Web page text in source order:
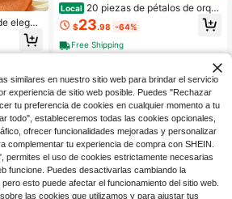
elegan
color
Perfect
de solter
para el
la Ma
tambié
Local 20 piezas de pétalos de orquí
dea, cabezas de flores de orquídea
artificiales de seda sintética Phalae
nopsis mariposa para manualidades
DIY, decoración del hogar, boda y fi
$23.98 -64%
Free Shipping
similares en nuestro sitio web para brindar el servicio
experiencia de sitio web posible. Puedes "Rechazar
tu preferencia de cookies en cualquier momento a tu
todo", estableceremos todas las cookies opcionales,
ofrecer funcionalidades mejoradas y personalizar
complementar tu experiencia de compra con SHEIN.
permites el uso de cookies estrictamente necesarias
funcione. Puedes desactivarlas cambiando la
esto puede afectar el funcionamiento del sitio web.
las cookies que utilizamos y para ajustar tus